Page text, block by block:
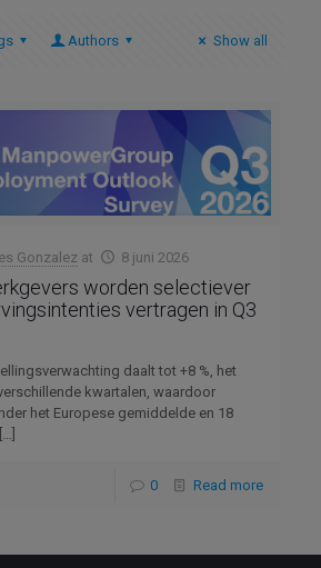
Authors Show all
Gonzalez at 8 juni 2026
worden selectiever
vertragen in Q3
daalt tot +8 %, het
kwartalen, waardoor
het Europese gemiddelde en 18
[…]
0 Read more